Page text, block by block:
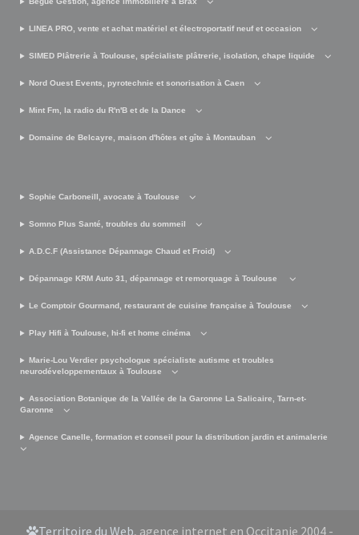
LINEA PRO, vente et achat matériel et électroportatif neuf et occasion
SIMED Plâtrerie à Toulouse, spécialiste plâtrerie, isolation, chape liquide
Nord Ouest Events, pyrotechnie et sonorisation à Caen
Mint Fm, la radio du R'n'B et de la Dance
Domaine de Belcayre, maison d'hôtes et gîte à Montauban
Sophie Carboneill, avocate à Toulouse
Somno Plus Santé, troubles du sommeil
A.D.C.F (Assistance Dépannage Chaud et Froid)
Dépannage KRM Auto 31, dépannage et remorquage à Toulouse
Le Comptoir Gourmand, restaurant de cuisine française à Toulouse
Play Hifi à Toulouse, hi-fi et home cinéma
Marie-Lou Verdier psychologue spécialiste autisme et troubles
neurodéveloppementaux à Toulouse
Association Botanique de la Vallée de la Garonne La Salicaire, Tarn-et-
Garonne
Agence Canelle, formation et conseil pour la distribution jardin et animalerie
Territoire du Web, agence internet en Occitanie 2004 -